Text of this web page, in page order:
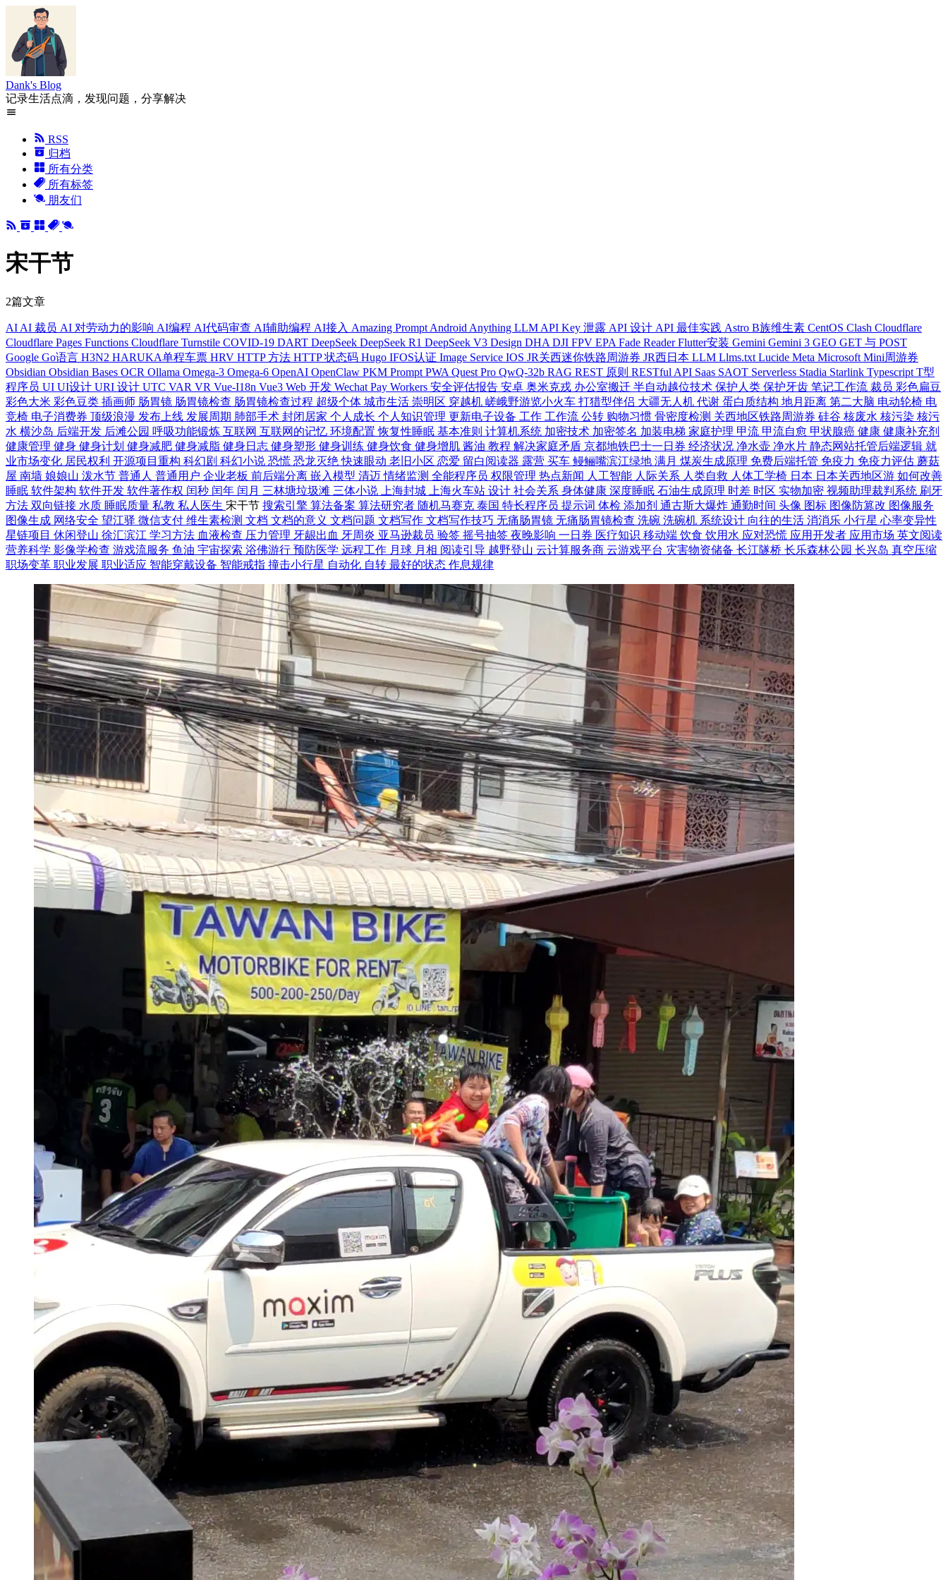
Dank's Blog
记录生活点滴，发现问题，分享解决
RSS
归档
所有分类
所有标签
朋友们
宋干节
2篇文章
AI AI 裁员 AI 对劳动力的影响 AI编程 AI代码审查 AI辅助编程 AI接入 Amazing Prompt Android Anything LLM API Key 泄露 API 设计 API 最佳实践 Astro B族维生素 CentOS Clash Cloudflare
Cloudflare Pages Functions Cloudflare Turnstile COVID-19 DART DeepSeek DeepSeek R1 DeepSeek V3 Design DHA DJI FPV EPA Fade ReaderFlutter安装 Gemini Gemini 3 GEO GET 与 POST
Google Go语言 H3N2 HARUKA单程车票 HRV HTTP 方法 HTTP 状态码 Hugo IFOS认证 Image Service IOS JR关西迷你铁路周游券 JR西日本 LLM Llms.txt Lucide Meta Microsoft Mini周游券
Obsidian Obsidian Bases OCR Ollama Omega-3 Omega-6 OpenAI OpenClaw PKM Prompt PWA Quest Pro QwQ-32b RAG REST 原则 RESTful API Saas SAOT Serverless Stadia Starlink Typescript T型
程序员 UI UI设计 URI 设计 UTC VAR VR Vue-I18n Vue3 Web 开发 Wechat Pay Workers 安全评估报告 安卓 奥米克戎 办公室搬迁 半自动越位技术 保护人类 保护牙齿 笔记工作流 裁员 彩色扁豆
彩色大米 彩色豆类 插画师 肠胃镜 肠胃镜检查 肠胃镜检查过程 超级个体 城市生活 崇明区 穿越机 嵯峨野游览小火车 打猎型伴侣 大疆无人机 代谢 蛋白质结构 地月距离 第二大脑 电动轮椅 电
竞椅 电子消费券 顶级浪漫 发布上线 发展周期 肺部手术 封闭居家 个人成长 个人知识管理 更新电子设备 工作 工作流 公转 购物习惯 骨密度检测 关西地区铁路周游券 硅谷 核废水 核污染 核污
水 横沙岛 后端开发 后滩公园 呼吸功能锻炼 互联网 互联网的记忆 环境配置恢复性睡眠 基本准则 计算机系统 加密技术 加密签名 加装电梯 家庭护理 甲流 甲流自愈 甲状腺癌 健康 健康补充剂
健康管理 健身 健身计划 健身减肥 健身减脂 健身日志 健身塑形 健身训练 健身饮食 健身增肌 酱油 教程 解决家庭矛盾 京都地铁巴士一日券 经济状况 净水壶 净水片 静态网站托管后端逻辑 就
业市场变化 居民权利 开源项目重构 科幻剧 科幻小说 恐慌 恐龙灭绝快速眼动 老旧小区 恋爱 留白阅读器 露营 买车 鳗鲡嘴滨江绿地 满月 煤炭生成原理 免费后端托管 免疫力 免疫力评估 蘑菇
屋 南墙 娘娘山 泼水节 普通人 普通用户 企业老板 前后端分离 嵌入模型 清迈情绪监测 全能程序员 权限管理 热点新闻 人工智能 人际关系 人类自救 人体工学椅 日本 日本关西地区游 如何改善
睡眠 软件架构 软件开发 软件著作权 闰秒 闰年 闰月 三林塘垃圾滩 三体小说 上海封城 上海火车站 设计 社会关系 身体健康 深度睡眠 石油生成原理 时差 时区 实物加密 视频助理裁判系统 刷牙
方法 双向链接 水质 睡眠质量 私教 私人医生 宋干节 搜索引擎 算法备案 算法研究者 随机马赛克 泰国 特长程序员 提示词 体检 添加剂 通古斯大爆炸 通勤时间 头像 图标 图像防篡改 图像服务
图像生成 网络安全 望江驿 微信支付 维生素检测 文档 文档的意义 文档问题 文档写作 文档写作技巧 无痛肠胃镜 无痛肠胃镜检查 洗碗 洗碗机 系统设计 向往的生活 消消乐 小行星 心率变异性
星链项目 休闲登山 徐汇滨江 学习方法 血液检查 压力管理 牙龈出血 牙周炎 亚马逊裁员 验签 摇号抽签 夜晚影响 一日券 医疗知识 移动端 饮食 饮用水 应对恐慌 应用开发者 应用市场 英文阅读
营养科学 影像学检查 游戏流服务 鱼油 宇宙探索 浴佛游行 预防医学 远程工作 月球 月相 阅读引导 越野登山 云计算服务商 云游戏平台 灾害物资储备 长江隧桥 长乐森林公园 长兴岛 真空压缩
职场变革 职业发展 职业适应 智能穿戴设备 智能戒指 撞击小行星 自动化 自转 最好的状态 作息规律